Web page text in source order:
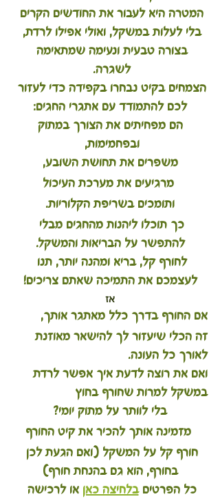
המטרה היא לעבור את החודשים הקרים
בלי לעלות במשקל, ואולי אפילו לרדת,
בצורה טבעית ונעימה שמתאימה
לשגרה.
הצמחים בקיט נבחרו בקפידה כדי לעזור
לכם להתמודד עם אתגרי החגים:
הם מפחיתים את הצורך במתוק
ובפחמימות,
משפרים את תחושת השובע,
מרגיעים את מערכת העיכול
ותומכים בשריפת הקלוריות.
כך תוכלו ליהנות מהחגים מבלי
להתפשר על הבריאות והמשקל.
לחורף קל, בריא ומהנה יותר, תנו
לעצמכם את התמיכה שאתם צריכים!
אז
אם החורף בדרך כלל מאתגר אותך,
זה הכלי שיעזור לך להישאר מאוזנת
לאורך כל העונה.
ואם את רוצה לדעת איך אפשר לרדת
במשקל למרות שחורף בחוץ
בלי לוותר על מתוק יומי?
מזמינה אותך להכיר את קיט החורף
חורף קל על המשקל (ואם הגעת לכן
בחורף, הוא גם בהנחת חורף)
כל הפרטים בלחיצה כאן או לרכישה